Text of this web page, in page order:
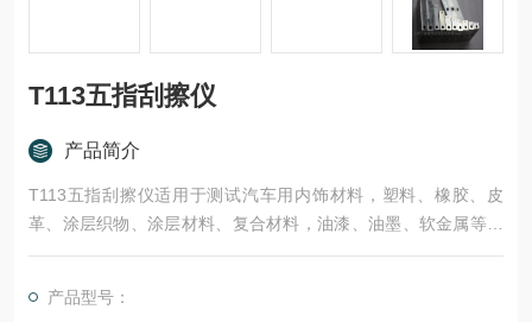
T113五指刮擦仪
产品简介
T113五指刮擦仪适用于测试汽车用内饰材料，塑料、橡胶、皮
革、涂层织物、涂层材料、复合材料，油漆、油墨、软金属等行
业，广泛用于产品质量控制，新产品研发性能验证，检测机构测
机构测试等领域。适用于研发新产品的性能验证，生产部门的品
产品型号：